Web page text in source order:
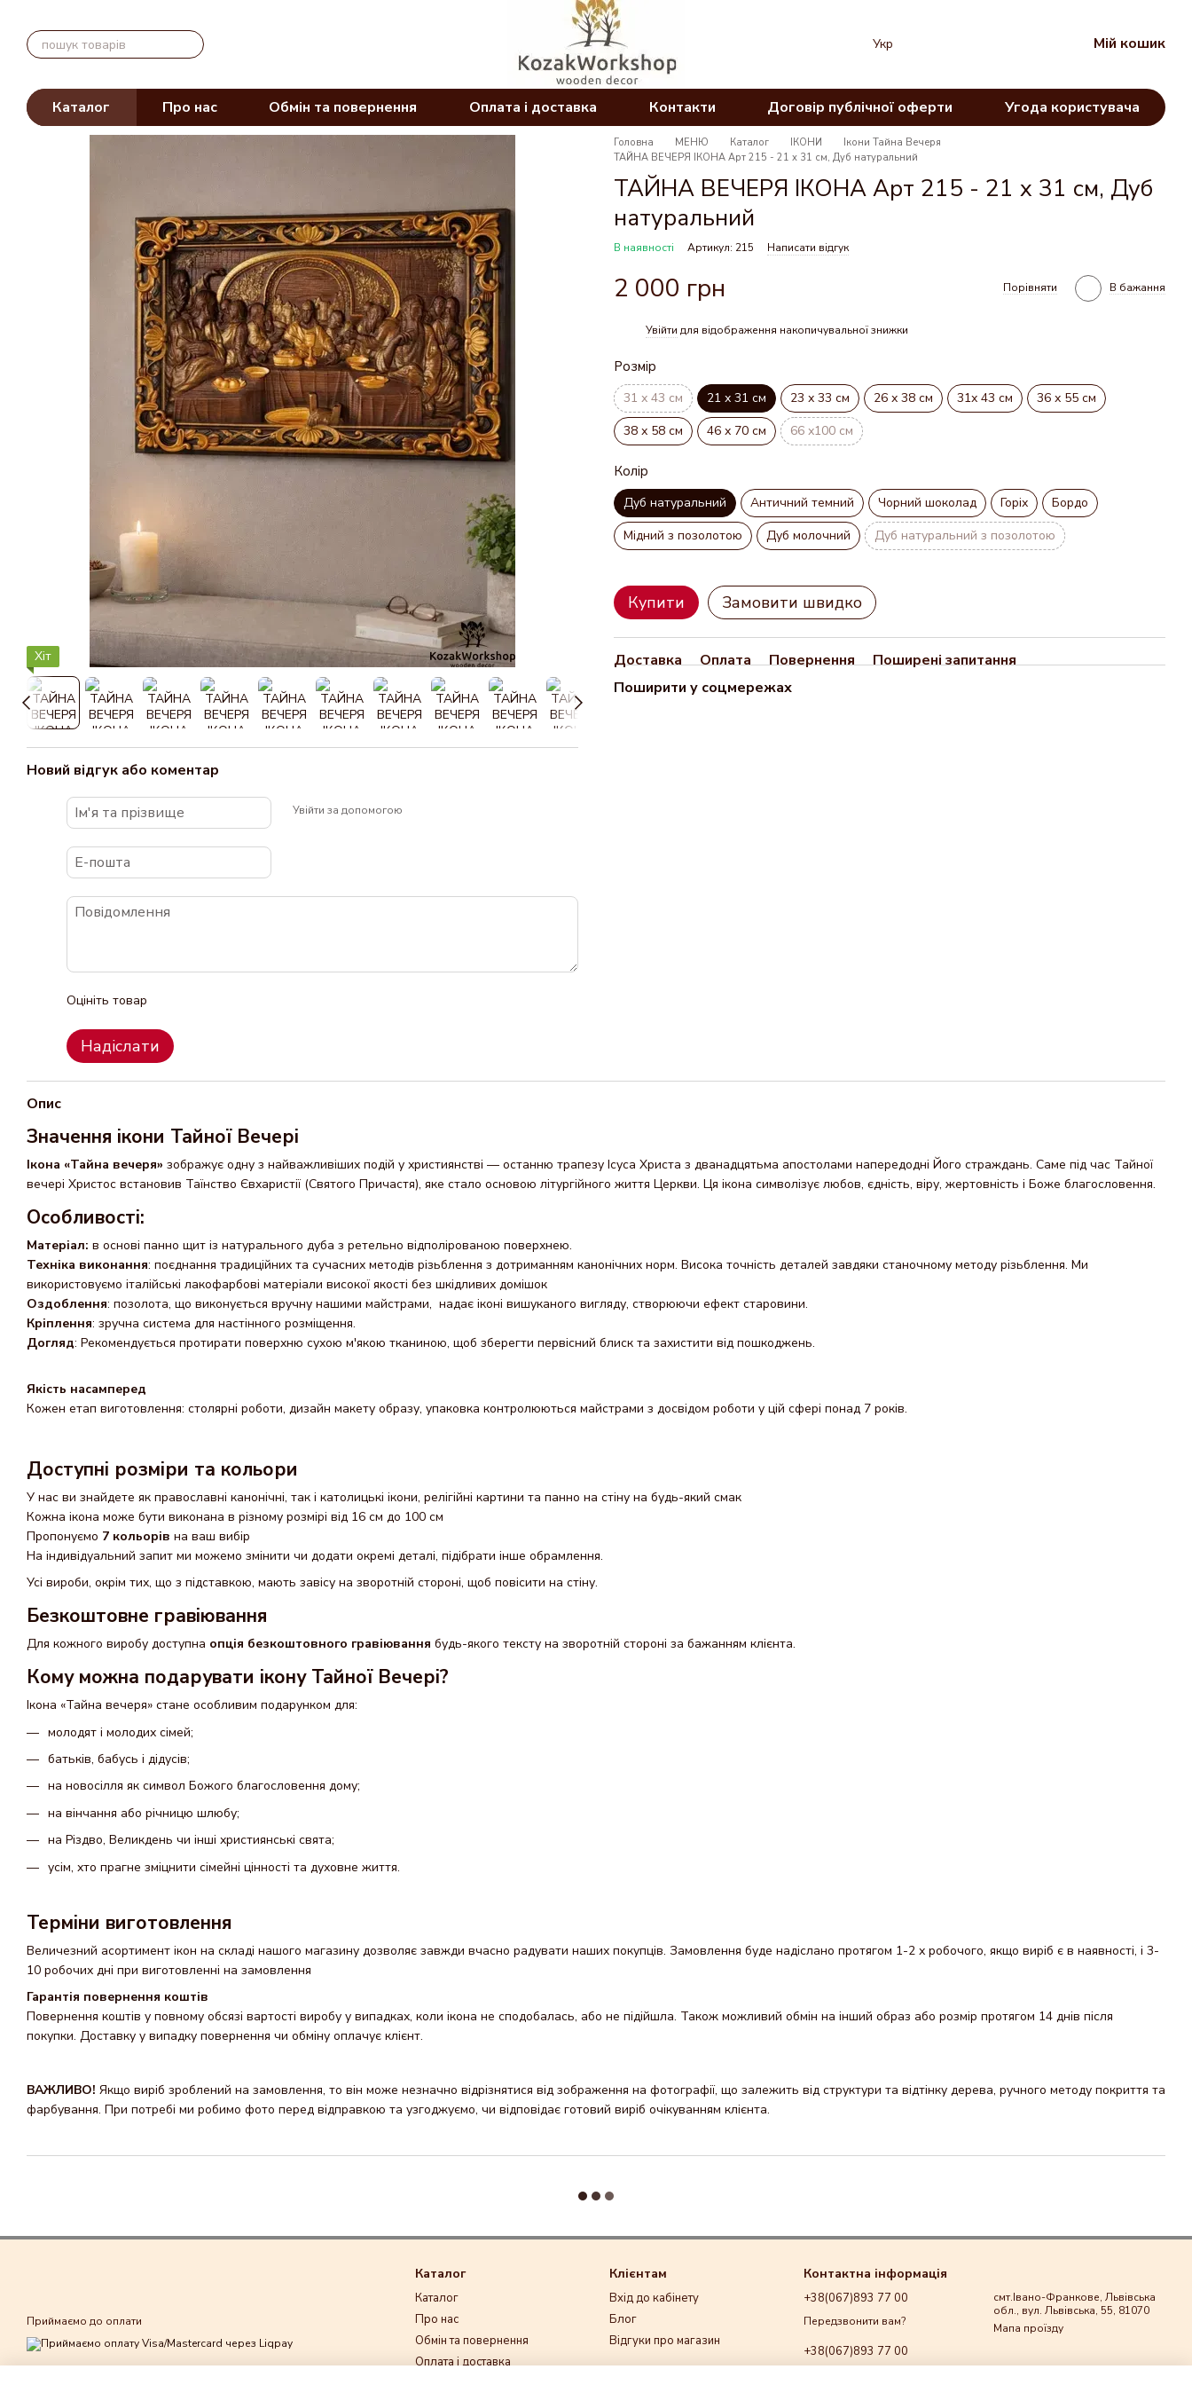
Укр
Мій кошик
Каталог Про нас Обмін та повернення Оплата і доставка Контакти Договір публічної оферти Угода користувача
Хіт
Новий відгук або коментар
Увійти за допомогою
Оцініть товар
Надіслати
Головна МЕНЮ Каталог ІКОНИ
Ікони Тайна Вечеря
ТАЙНА ВЕЧЕРЯ ІКОНА Арт 215 - 21 х 31 см, Дуб натуральний
ТАЙНА ВЕЧЕРЯ ІКОНА Арт 215 - 21 х 31 см, Дуб
натуральний
В наявності Артикул: 215 Написати відгук
2 000 грн Порівняти В бажання
Увійти для відображення накопичувальної знижки
Розмір
31 х 43 см 21 х 31 см 23 х 33 см 26 х 38 см 31х 43 см
36 х 55 см
38 х 58 см
46 х 70 см 66 х100 см
Колір
Дуб натуральний Античний темний Чорний шоколад Горіх
Бордо
Мідний з позолотою
Дуб молочний Дуб натуральний з позолотою
Купити Замовити швидко
Доставка Оплата Повернення
Поширені запитання
Поширити у соцмережах
Опис
Значення ікони Тайної Вечері
Ікона «Тайна вечеря» зображує одну з найважливіших подій у християнстві — останню трапезу Ісуса Христа з дванадцятьма апостолами напередодні Його страждань. Саме під час Тайної
вечері Христос встановив Таїнство Євхаристії (Святого Причастя), яке стало основою літургійного життя Церкви. Ця ікона символізує любов, єдність, віру, жертовність і Боже благословення.
Особливості:
Матеріал: в основі панно щит із натурального дуба з ретельно відполірованою поверхнею.
Техніка виконання: поєднання традиційних та сучасних методів різьблення з дотриманням канонічних норм. Висока точність деталей завдяки станочному методу різьблення. Ми
використовуємо італійські лакофарбові матеріали високої якості без шкідливих домішок
Оздоблення: позолота, що виконується вручну нашими майстрами, надає іконі вишуканого вигляду, створюючи ефект старовини.
Кріплення: зручна система для настінного розміщення.
Догляд: Рекомендується протирати поверхню сухою м'якою тканиною, щоб зберегти первісний блиск та захистити від пошкоджень.
Якість насамперед
Кожен етап виготовлення: столярні роботи, дизайн макету образу, упаковка контролюються майстрами з досвідом роботи у цій сфері понад 7 років.
Доступні розміри та кольори
У нас ви знайдете як православні канонічні, так і католицькі ікони, релігійні картини та панно на стіну на будь-який смак
Кожна ікона може бути виконана в різному розмірі від 16 см до 100 см
Пропонуємо 7 кольорів на ваш вибір
На індивідуальний запит ми можемо змінити чи додати окремі деталі, підібрати інше обрамлення.
Усі вироби, окрім тих, що з підставкою, мають завісу на зворотній стороні, щоб повісити на стіну.
Безкоштовне гравіювання
Для кожного виробу доступна опція безкоштовного гравіювання будь-якого тексту на зворотній стороні за бажанням клієнта.
Кому можна подарувати ікону Тайної Вечері?
Ікона «Тайна вечеря» стане особливим подарунком для:
молодят і молодих сімей;
батьків, бабусь і дідусів;
на новосілля як символ Божого благословення дому;
на вінчання або річницю шлюбу;
на Різдво, Великдень чи інші християнські свята;
усім, хто прагне зміцнити сімейні цінності та духовне життя.
Терміни виготовлення
Величезний асортимент ікон на складі нашого магазину дозволяє завжди вчасно радувати наших покупців. Замовлення буде надіслано протягом 1-2 х робочого, якщо виріб є в наявності, і 3-
10 робочих дні при виготовленні на замовлення
Гарантія повернення коштів
Повернення коштів у повному обсязі вартості виробу у випадках, коли ікона не сподобалась, або не підійшла. Також можливий обмін на інший образ або розмір протягом 14 днів після
покупки. Доставку y випадку повернення чи обміну оплачує клієнт.
ВАЖЛИВО! Якщо виріб зроблений на замовлення, то він може незначно відрізнятися від зображення на фотографії, що залежить від структури та відтінку дерева, ручного методу покриття та
фарбування. При потребі ми робимо фото перед відправкою та узгоджуємо, чи відповідає готовий виріб очікуванням клієнта.
Приймаємо до оплати
Каталог
Каталог
Про нас
Обмін та повернення
Оплата і доставка
Клієнтам
Вхід до кабінету
Блог
Відгуки про магазин
Контактна інформація
+38(067)893 77 00
Передзвонити вам?
+38(067)893 77 00
смт.Івано-Франкове, Львівська
обл., вул. Львівська, 55, 81070
Мапа проїзду